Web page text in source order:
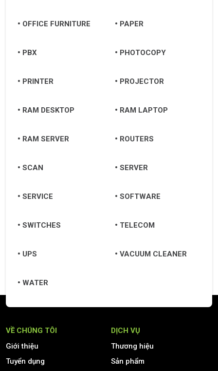
OFFICE FURNITURE PAPER
PBX PHOTOCOPY
PRINTER PROJECTOR
RAM DESKTOP RAM LAPTOP
RAM SERVER ROUTERS
SCAN SERVER
SERVICE SOFTWARE
SWITCHES TELECOM
UPS VACUUM CLEANER
WATER
VỀ CHÚNG TÔI
Giới thiệu
Tuyển dụng
DỊCH VỤ
Thương hiệu
Sản phẩm